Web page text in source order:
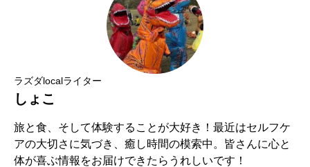
ラズダlocalライター
しょこ
旅と食、そして体験することが大好き！最近はセルフケ
アの大切さに気づき、癒し時間の模索中。皆さんに心と
体が喜ぶ情報をお届けできたらうれしいです！